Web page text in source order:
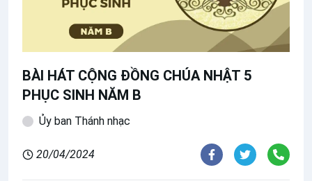
BÀI HÁT CỘNG ĐỒNG CHÚA NHẬT 5
PHỤC SINH NĂM B
Ủy ban Thánh nhạc
20/04/2024